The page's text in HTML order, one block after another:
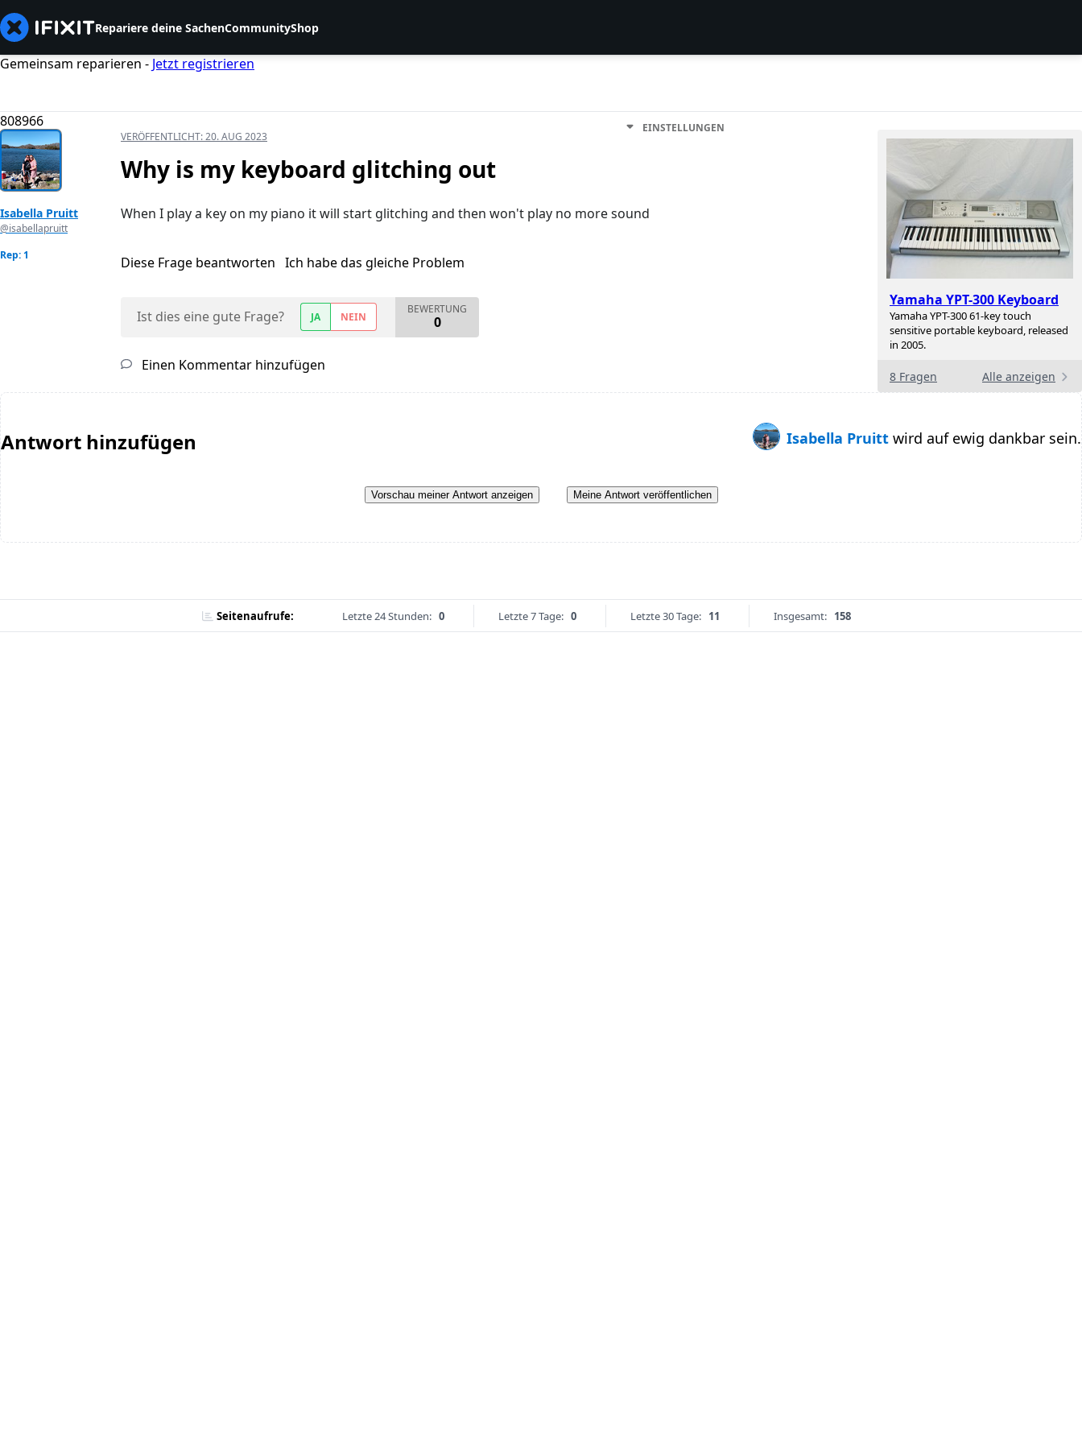
Repariere deine SachenCommunityShop
Gemeinsam reparieren - Jetzt registrieren
808966
Yamaha YPT-300 Keyboard
Yamaha YPT-300 61-key touch
sensitive portable keyboard, released
in 2005.
8 Fragen Alle anzeigen
Isabella Pruitt
@isabellapruitt
Rep: 1
VERÖFFENTLICHT:20. AUG 2023
EINSTELLUNGEN
Why is my keyboard glitching out
When I play a key on my piano it will start glitching and then won't play no more sound
Diese Frage beantworten Ich habe das gleiche Problem
Ist dies eine gute Frage? JA NEIN
BEWERTUNG
0
Einen Kommentar hinzufügen
Antwort hinzufügen Isabella Pruitt wird auf ewig dankbar sein.
Vorschau meiner Antwort anzeigen Meine Antwort veröffentlichen
Seitenaufrufe: Letzte 24 Stunden: 0 Letzte 7 Tage: 0 Letzte 30 Tage: 11 Insgesamt: 158